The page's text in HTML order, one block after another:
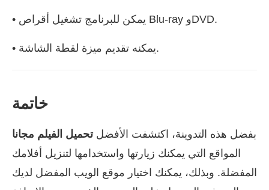
• يمكن للبرنامج تشغيل أقراص Blu-ray وDVD.
• يمكنه تقديم ميزة لقطة الشاشة.
خاتمة
بفضل هذه التدوينة، اكتشفت الأفضلتحميل الفيلم مجانا
المواقع التي يمكنك زيارتها واستخدامها لتنزيل أفلامك
المفضلة. وبذلك، يمكنك اختيار موقع الويب المفضل لديك